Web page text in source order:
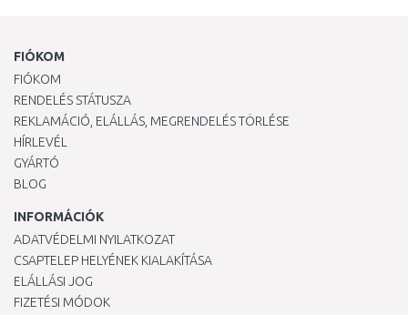
FIÓKOM
FIÓKOM
RENDELÉS STÁTUSZA
REKLAMÁCIÓ, ELÁLLÁS, MEGRENDELÉS TÖRLÉSE
HÍRLEVÉL
GYÁRTÓ
BLOG
INFORMÁCIÓK
ADATVÉDELMI NYILATKOZAT
CSAPTELEP HELYÉNEK KIALAKÍTÁSA
ELÁLLÁSI JOG
FIZETÉSI MÓDOK